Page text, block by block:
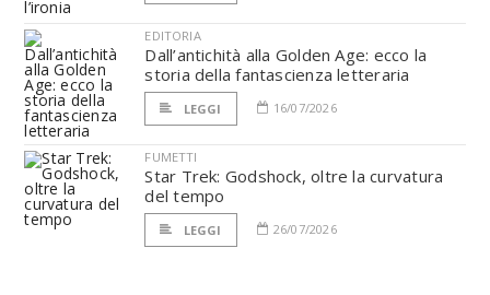
EDITORIA
Dall’antichità alla Golden Age: ecco la
storia della fantascienza letteraria
LEGGI 16/07/2026
FUMETTI
Star Trek: Godshock, oltre la curvatura
del tempo
LEGGI 26/07/2026